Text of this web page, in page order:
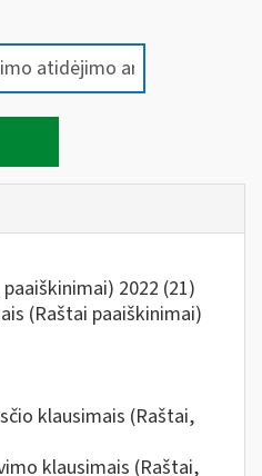
2022 (21)
(Raštai paaiškinimai)
klausimais (Raštai,
klausimais (Raštai,